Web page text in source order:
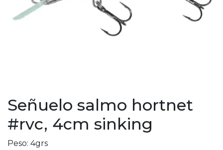
Señuelo salmo hortnet
#rvc, 4cm sinking
Peso: 4grs